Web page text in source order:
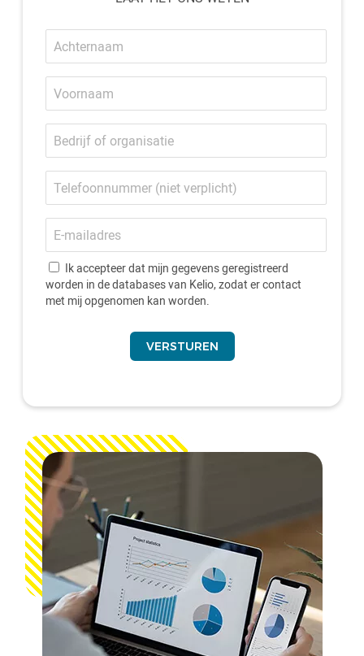
Achternaam
Voornaam
Bedrijf
of
organisatie
Telefoonnummer
E-
mailadres
Ik accepteer dat mijn gegevens geregistreerd
worden in de databases van Kelio, zodat er contact
met mij opgenomen kan worden.